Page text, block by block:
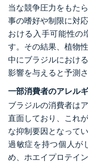
当な競争圧力をもた
事の嗜好や制限に対
おける入手可能性の
す。その結果、植物
中にブラジルにおけ
影響を与えると予測
一部消費者のアレル
ブラジルの消費者は
直面しており、これ
な抑制要因となって
過敏症を持つ個人が
め、ホエイプロテイ